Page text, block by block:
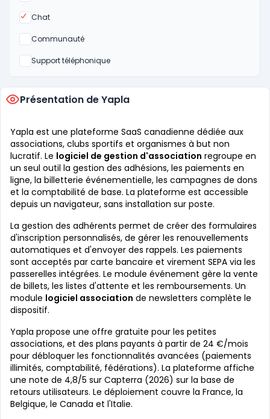
Chat
Oui
Communauté
Non
Support téléphonique
Non
Présentation de Yapla
Yapla est une plateforme SaaS canadienne dédiée aux
associations, clubs sportifs et organismes à but non
lucratif. Le logiciel de gestion d'association regroupe en
un seul outil la gestion des adhésions, les paiements en
ligne, la billetterie événementielle, les campagnes de dons
et la comptabilité de base. La plateforme est accessible
depuis un navigateur, sans installation sur poste.
La gestion des adhérents permet de créer des formulaires
d'inscription personnalisés, de gérer les renouvellements
automatiques et d'envoyer des rappels. Les paiements
sont acceptés par carte bancaire et virement SEPA via les
passerelles intégrées. Le module événement gère la vente
de billets, les listes d'attente et les remboursements. Un
module logiciel association de newsletters complète le
dispositif.
Yapla propose une offre gratuite pour les petites
associations, et des plans payants à partir de 24 €/mois
pour débloquer les fonctionnalités avancées (paiements
illimités, comptabilité, fédérations). La plateforme affiche
une note de 4,8/5 sur Capterra (2026) sur la base de
retours utilisateurs. Le déploiement couvre la France, la
Belgique, le Canada et l'Italie.